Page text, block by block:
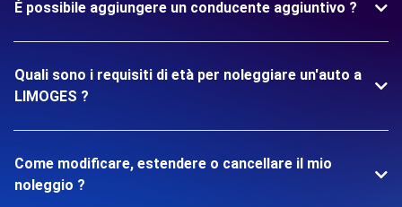
È possibile aggiungere un conducente aggiuntivo ?
Quali sono i requisiti di età per noleggiare un'auto a
LIMOGES ?
Come modificare, estendere o cancellare il mio
noleggio ?